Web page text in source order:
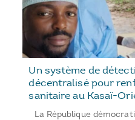
Un système de
décentralisé pour
sanitaire au Kasaï-
La République